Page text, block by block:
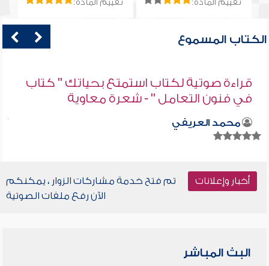
تقييم المادة: تقييم المادة:
الكتاب المسموع
قراءة صوتية لكتاب استمتع بحياتك " كتاب
في فنون التعامل " - شعرة معاوية
محمد العريفي
أخبار وإعلانات
تم فتح خدمة مشاركات الزوار ، يمكنكم
الآن رفع ملفات الصوتية
البث المباشر